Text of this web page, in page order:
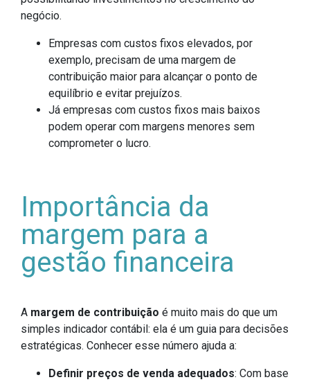
negócio.
Empresas com custos fixos elevados, por
exemplo, precisam de uma margem de
contribuição maior para alcançar o ponto de
equilíbrio e evitar prejuízos.
Já empresas com custos fixos mais baixos
podem operar com margens menores sem
comprometer o lucro.
Importância da
margem para a
gestão financeira
A margem de contribuição é muito mais do que um
simples indicador contábil: ela é um guia para decisões
estratégicas. Conhecer esse número ajuda a:
Definir preços de venda adequados: Com base